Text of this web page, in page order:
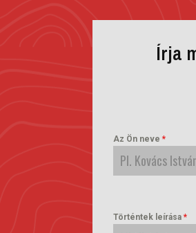
Írja
Az Ön neve*
Történtek leírása*